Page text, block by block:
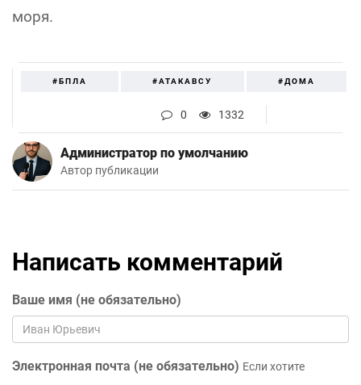
моря.
#БПЛА #АТАКАВСУ #ДОМА
0 1332
Администратор по умолчанию
Автор публикации
Написать комментарий
Ваше имя (не обязательно)
Электронная почта (не обязательно) Если хотите